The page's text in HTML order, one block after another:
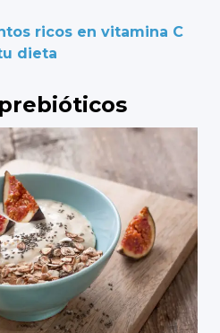
ricos en vitamina C
dieta